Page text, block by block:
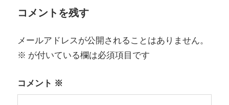
ビ
ゲ
ー
ョ
コメントを残す
メールアドレスが公開されることはありません。
※ が付いている欄は必須項目です
コメント ※